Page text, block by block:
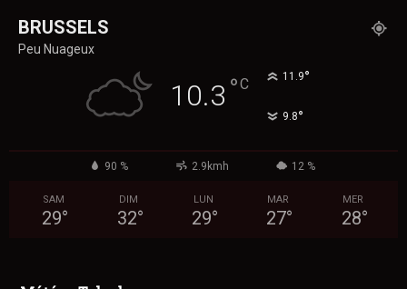
BRUSSELS
Peu Nuageux
10.3 °C 11.9°
9.8°
90 % 2.9kmh 12 %
SAM
29°
DIM
32°
LUN
29°
MAR
27°
MER
28°